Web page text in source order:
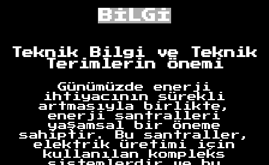
BİLGİ
Teknik Bilgi ve Teknik
Terimlerin Önemi
Günümüzde enerji
ihtiyacının sürekli
artmasıyla birlikte,
enerji santralleri
yaşamsal bir öneme
sahiptir. Bu santraller,
elektrik üretimi için
kullanılan kompleks